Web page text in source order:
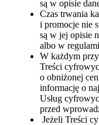
są w opisie
Czas trwania
i promocje nie
są w jej opisie
albo w
W każdym
Treści
o obniżonej
informację o
Usług
przed
Jeżeli Treści